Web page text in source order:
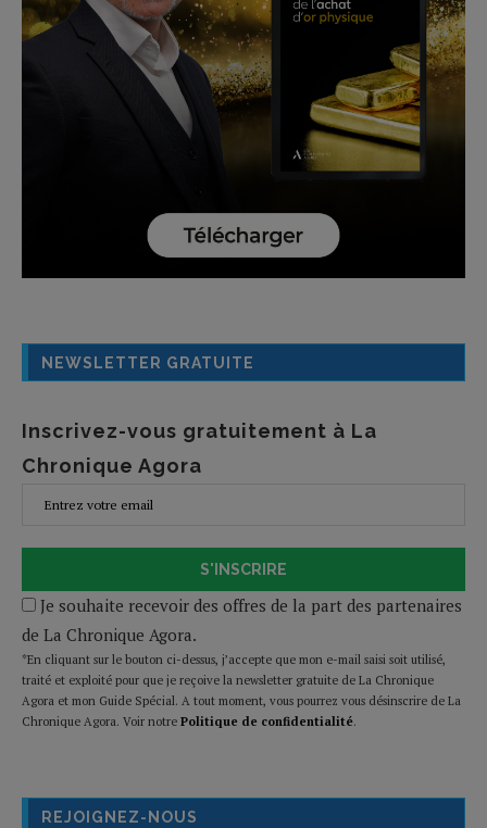
NEWSLETTER GRATUITE
Inscrivez-vous gratuitement à La
Chronique Agora
S'INSCRIRE
Je souhaite recevoir des offres de la part des partenaires
de La Chronique Agora.
*En cliquant sur le bouton ci-dessus, j’accepte que mon e-mail saisi soit utilisé,
traité et exploité pour que je reçoive la newsletter gratuite de La Chronique
Agora et mon Guide Spécial. A tout moment, vous pourrez vous désinscrire de La
Chronique Agora. Voir notre Politique de confidentialité.
REJOIGNEZ-NOUS